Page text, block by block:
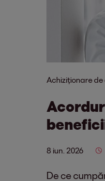
Achiziționare
8 iun. 2026
De ce